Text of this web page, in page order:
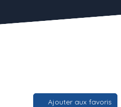
Ajouter aux favoris